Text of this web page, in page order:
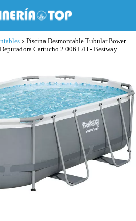
› Piscina Desmontable Tubular Power
Cartucho 2.006 L/H - Bestway